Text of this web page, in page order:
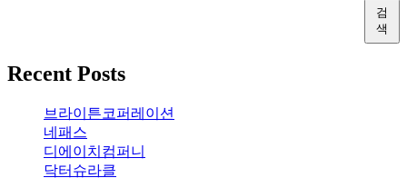
검
색
Recent Posts
브라이튼코퍼레이션
네패스
디에이치컴퍼니
닥터슈라클